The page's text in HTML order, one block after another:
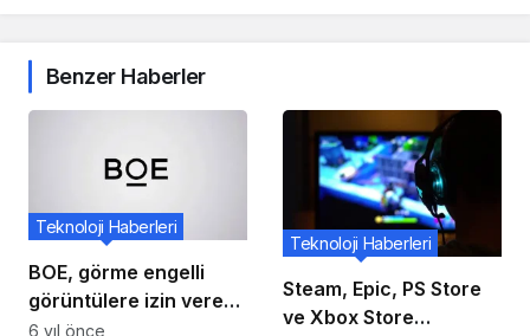
Benzer Haberler
BOE, görme engelli
görüntülere izin veren
yeni bir ekran
Teknoloji Haberleri
6 yıl önce
Steam, Epic, PS Store
ve Xbox Store
Teknoloji Haberleri